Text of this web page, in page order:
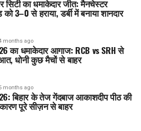
सिटी का धमाकेदार जीत: मैनचेस्टर
3–0 से हराया, डर्बी में बनाया शानदार
months ago
का धमाकेदार आगाज: RCB vs SRH से
धोनी कुछ मैचों से बाहर
months ago
बिहार के तेज गेंदबाज आकाशदीप पीठ की
पूरे सीज़न से बाहर